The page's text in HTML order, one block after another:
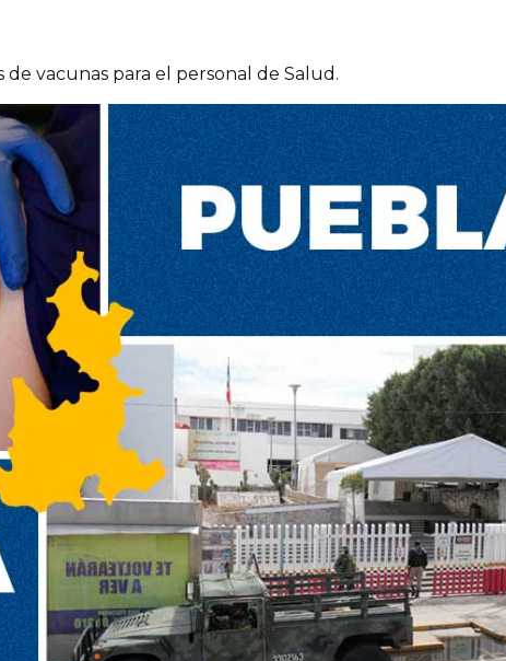
vacunas para el personal de Salud.